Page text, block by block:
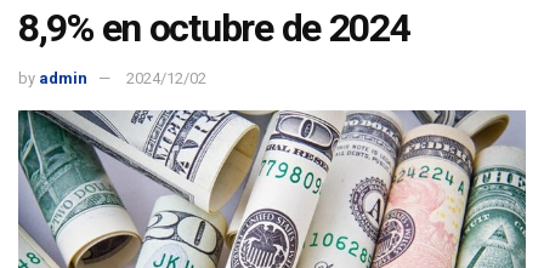
8,9% en octubre de 2024
by admin 2024/12/02